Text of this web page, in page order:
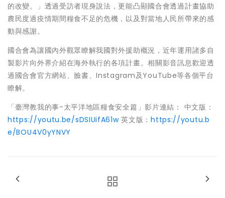
的改變。」透過受訪者現身說法，更能凸顯國合會透過計畫協助
農民度過疫情期間糧食不足的危機，以及對當地人民所帶來的感
動與感謝。
國合會為讓國內外觀眾瞭解我國對外援助概況，近年運用諸多自
製影片向外界介紹在海外執行的各項計畫。相關影音訊息歡迎透
過國合會官方網站、臉書、Instagram及YouTube等各個平台
瞭解。
「臺灣教我的事-太平洋地區糧食安全篇」影片連結： 中文版：
https://youtu.be/sDSIUifA61w英文版：https://youtu.b
e/BOU4V0yYNVY